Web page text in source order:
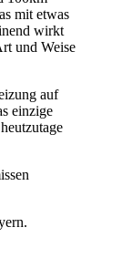
mit etwas
wirkt
und Weise
auf
einzige